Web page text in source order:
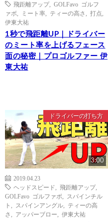
飛距離アップ, GOLFavo ゴルフ
ァボ
ミート率 ティーの高さ 打点
伊東大祐
1秒で飛距離UP｜ドライバー
のミート率を上げるフェース
面の秘密｜プロゴルファー 伊
東大祐
ドライバーの打ち方
3:00
2019.04.23
ヘッドスピード
飛距離アップ,
GOLFavo ゴルファボ
スパインチル
ト
スパインアングル
ティーの高
さ
アッパーブロー 伊東大祐